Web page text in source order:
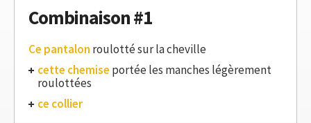
Combinaison #1
Ce pantalon roulotté sur la cheville
cette chemise portée les manches légèrement
roulottées
ce collier